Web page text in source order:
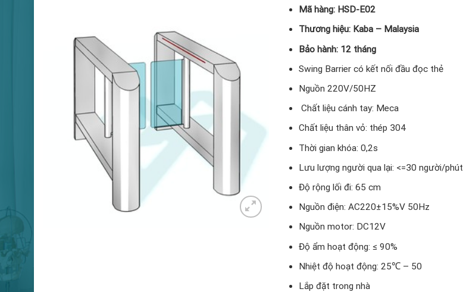
Mã hàng: HSD-E02
Thương hiệu: Kaba – Malaysia
Bảo hành: 12 tháng
Swing Barrier có kết nối đầu đọc thẻ
Nguồn 220V/50HZ
Chất liệu cánh tay: Meca
Chất liệu thân vỏ: thép 304
Thời gian khóa: 0,2s
Lưu lượng người qua lại: <=30 người/phút
Độ rộng lối đi: 65 cm
Nguồn điện: AC220±15%V 50Hz
Nguồn motor: DC12V
Độ ẩm hoạt động: ≤ 90%
Nhiệt độ hoạt động: 25℃ – 50
Lắp đặt trong nhà